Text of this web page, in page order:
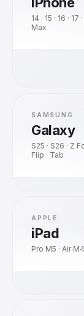
14 · 15 · 16 · 17
Max
SAMSUNG
Galaxy
S25 · S26 · Z
Flip · Tab
APPLE
iPad
Pro M5 · Air